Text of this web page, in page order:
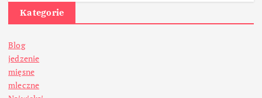
Kategorie
Blog
jedzenie
mięsne
mleczne